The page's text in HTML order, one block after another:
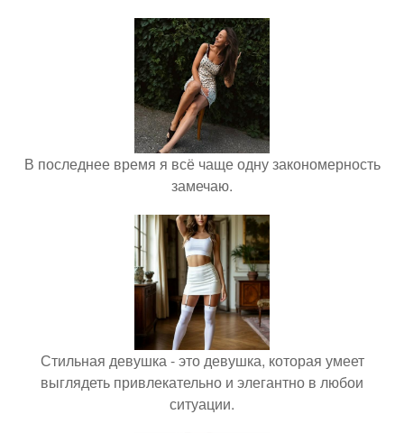
В последнее время я всё чаще одну закономерность
замечаю.
Стильная девушка - это девушка, которая умеет
выглядеть привлекательно и элегантно в любои
ситуации.